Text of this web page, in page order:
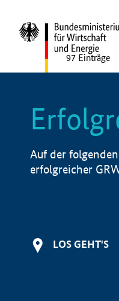
97 Einträge
Auf der
erfolgreicher
LOS GEHT'S